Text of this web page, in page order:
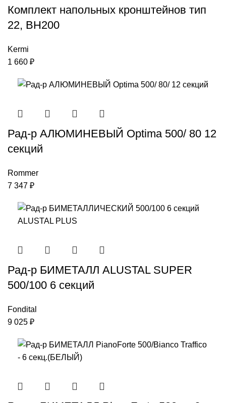
Комплект напольных кронштейнов тип
22, ВН200
Kermi
1 660 ₽
Рад-р АЛЮМИНЕВЫЙ Optima 500/ 80 12
секций
Rommer
7 347 ₽
Рад-р БИМЕТАЛЛ ALUSTAL SUPER
500/100 6 секций
Fondital
9 025 ₽